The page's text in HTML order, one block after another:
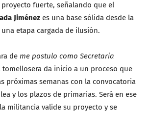
fuerte, señalando que el
Jiménez es una base sólida desde la
etapa cargada de ilusión.
de me postulo como Secretaria
tomellosera da inicio a un proceso que
próximas semanas con la convocatoria
y los plazos de primarias. Será en ese
militancia valide su proyecto y se